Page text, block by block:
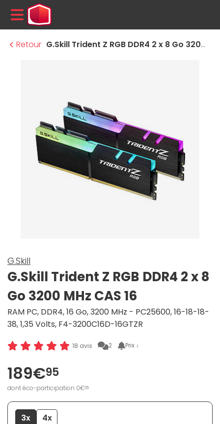
MENU
Retour
G.Skill Trident Z RGB DDR4 2 x 8 Go 3200 MHz CAS 16
G.Skill
G.Skill Trident Z RGB DDR4 2 x 8
Go 3200 MHz CAS 16
RAM PC, DDR4, 16 Go, 3200 MHz - PC25600, 16-18-18-
38, 1,35 Volts, F4-3200C16D-16GTZR
18 avis 2 Prix ↓
189€95
dont éco-participation 0€05
3x
4x